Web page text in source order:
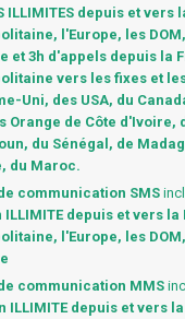
ILLIMITES depuis et vers
l'Europe, les
et3h d'appels depuis la
vers les fixes et
Uni, des USA, du
Orange de Côte d'Ivoire,
du Sénégal, de
du Maroc.
communication SMS
ILLIMITE depuis et vers la
l'Europe, les
communication MMS
ILLIMITE depuis et vers